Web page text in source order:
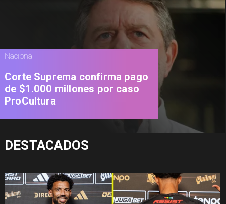
Nacional
Corte Suprema confirma pago
de $1.000 millones por caso
ProCultura
DESTACADOS